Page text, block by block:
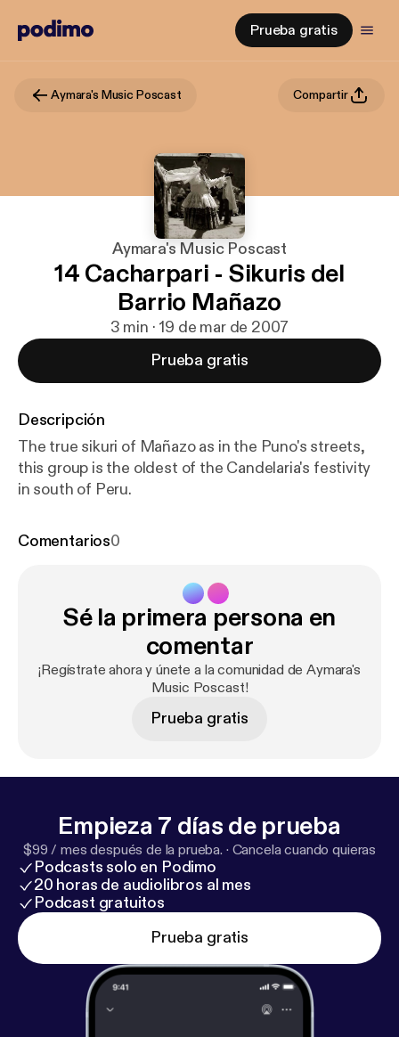
Prueba gratis
Aymara's Music Poscast Compartir
Aymara's Music Poscast
14 Cacharpari - Sikuris del
Barrio Mañazo
3 min · 19 de mar de 2007
Prueba gratis
Descripción
The true sikuri of Mañazo as in the Puno's streets,
this group is the oldest of the Candelaria's festivity
in south of Peru.
Comentarios0
Sé la primera persona en
comentar
¡Regístrate ahora y únete a la comunidad de Aymara's
Music Poscast!
Prueba gratis
Empieza 7 días de prueba
$99 / mes después de la prueba. · Cancela cuando quieras
Podcasts solo en Podimo
20 horas de audiolibros al mes
Podcast gratuitos
Prueba gratis